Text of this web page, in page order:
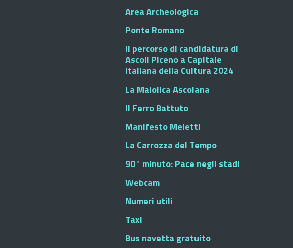
Area Archeologica
Ponte Romano
Il percorso di candidatura di
Ascoli Piceno a Capitale
Italiana della Cultura 2024
La Maiolica Ascolana
Il Ferro Battuto
Manifesto Meletti
La Carrozza del Tempo
90° minuto: Pace negli stadi
Webcam
Numeri utili
Taxi
Bus navetta gratuito